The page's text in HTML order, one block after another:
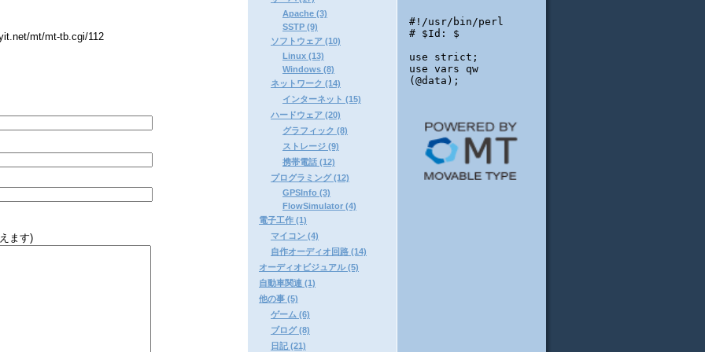
mt/mt-tb.cgi/112
ます)
Apache (3)
SSTP (9)
ソフトウェア (10)
Linux (13)
Windows (8)
ネットワーク (14)
インターネット (15)
ハードウェア (20)
グラフィック (8)
ストレージ (9)
携帯電話 (12)
プログラミング (12)
GPSInfo (3)
FlowSimulator (4)
電子工作 (1)
マイコン (4)
自作オーディオ回路 (14)
オーディオビジュアル (5)
自動車関連 (1)
他の事 (5)
ゲーム (6)
ブログ (8)
日記 (21)